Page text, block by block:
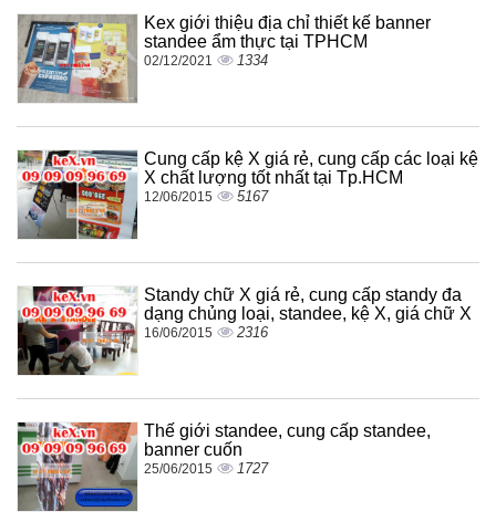
Kex giới thiệu địa chỉ thiết kế banner
standee ẩm thực tại TPHCM
02/12/2021 1334
Cung cấp kệ X giá rẻ, cung cấp các loại kệ
X chất lượng tốt nhất tại Tp.HCM
12/06/2015 5167
Standy chữ X giá rẻ, cung cấp standy đa
dạng chủng loại, standee, kệ X, giá chữ X
16/06/2015 2316
Thế giới standee, cung cấp standee,
banner cuốn
25/06/2015 1727